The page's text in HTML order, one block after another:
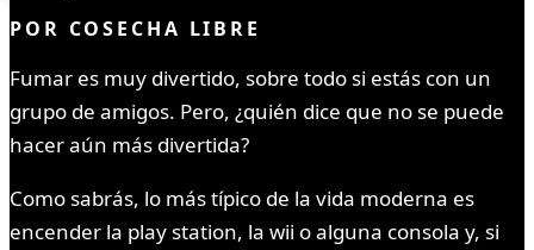
POR COSECHA LIBRE
Fumar es muy divertido, sobre todo si estás con un
grupo de amigos. Pero, ¿quién dice que no se puede
hacer aún más divertida?
Como sabrás, lo más típico de la vida moderna es
encender la play station, la wii o alguna consola y, si